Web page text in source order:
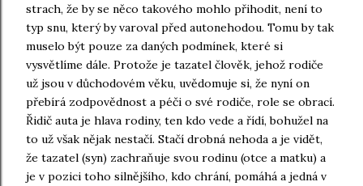
strach, že by se něco takového mohlo přihodit, není to
typ snu, který by varoval před autonehodou. Tomu by tak
muselo být pouze za daných podmínek, které si
vysvětlíme dále. Protože je tazatel člověk, jehož rodiče
už jsou v důchodovém věku, uvědomuje si, že nyní on
přebírá zodpovědnost a péči o své rodiče, role se obrací.
Řidič auta je hlava rodiny, ten kdo vede a řídí, bohužel na
to už však nějak nestačí. Stačí drobná nehoda a je vidět,
že tazatel (syn) zachraňuje svou rodinu (otce a matku) a
je v pozici toho silnějšího, kdo chrání, pomáhá a jedná v